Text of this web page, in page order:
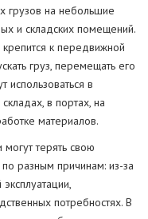
грузов на небольшие
и складских помещений.
к передвижной
груз, перемещать его
использоваться в
в портах, на
материалов.
терять свою
разным причинам: из-за
потребностях. В